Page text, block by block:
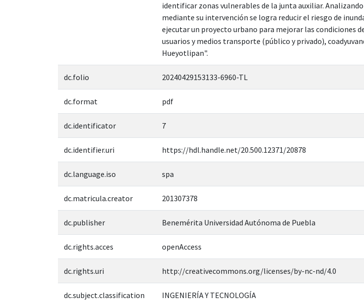
identificar zonas vulnerables de la junta auxiliar.
mediante su intervención se logra reducir el riesgo de
ejecutar un proyecto urbano para mejorar las condiciones
usuarios y medios transporte (público y privado),
Hueyotlipan".
dc.folio 20240429153133-6960-TL
dc.format pdf
dc.identificator 7
dc.identifier.uri https://hdl.handle.net/20.500.12371/20878
dc.language.iso spa
dc.matricula.creator 201307378
dc.publisher Benemérita Universidad Autónoma de Puebla
dc.rights.acces openAccess
dc.rights.uri http://creativecommons.org/licenses/by-nc-nd/4.0
dc.subject.classification INGENIERÍA Y TECNOLOGÍA